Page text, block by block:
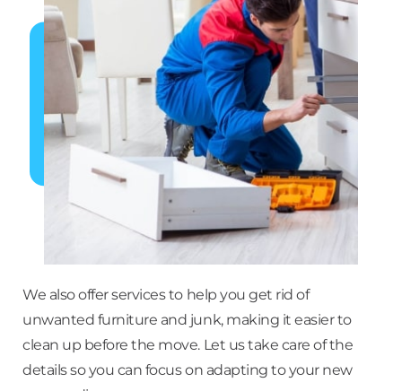
We also offer services to help you get rid of
unwanted furniture and junk, making it easier to
clean up before the move. Let us take care of the
details so you can focus on adapting to your new